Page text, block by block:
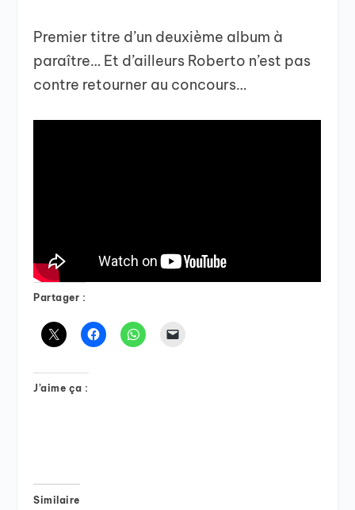
Premier titre d’un deuxième album à
paraître… Et d’ailleurs Roberto n’est pas
contre retourner au concours…
Partager :
J’aime ça :
Similaire